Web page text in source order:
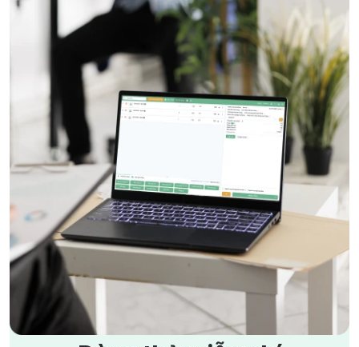
Giải pháp quản lý bán hàng
Phần mềm quản lý bán hàng
Hộ kinh doanh cá thể có cần phần mềm quản lý bán hàng
22/7/2026
70 lượt xem
Hộ kinh doanh
Phần mềm cho hộ kinh doanh
Bí Quyết Bán Gạo Vốn Ít Lời Nhiều, Kinh Doanh Phát Đạt
7 Cách Tìm Mặt Bằng Kinh Doanh Vừa Đẹp Vừa Rẻ
3233 lượt xem
Dữ liệu kinh doanh
Chủ kinh doanh
15 Bài Tập Tình Huống Chăm Sóc Khách Hàng Phổ Biến
Nhất
3171 lượt xem
Kinh Nghiệm Kinh Doanh Áo Dài Thành Công, Đông
Khách
6/6/2024 2991 lượt xem